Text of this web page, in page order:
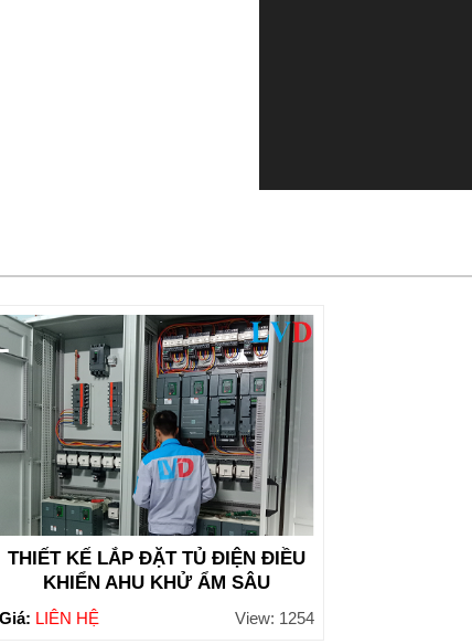
THIẾT KẾ LẮP ĐẶT TỦ ĐIỆN ĐIỀU
KHIỂN AHU KHỬ ẨM SÂU
Giá: LIÊN HỆ View: 1254